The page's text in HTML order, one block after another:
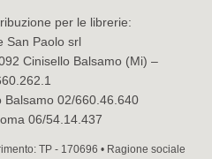
per le librerie:
San Paolo srl
Cinisello Balsamo (Mi) –
Balsamo 02/660.46.640
06/54.14.437
TP - 170696 • Ragione sociale